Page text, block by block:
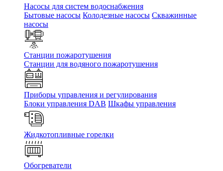
Насосы для систем водоснабжения
Бытовые насосы Колодезные насосы Скважинные
насосы
Станции пожаротушения
Станции для водяного пожаротушения
Приборы управления и регулирования
Блоки управления DAB Шкафы управления
Жидкотопливные горелки
Обогреватели